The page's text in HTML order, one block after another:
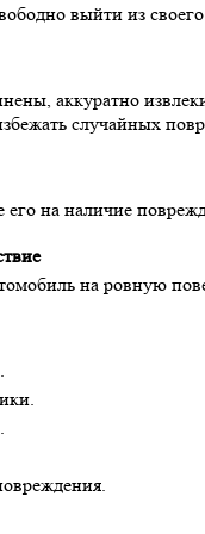
выйти из своего
аккуратно
случайных
его на наличие
на ровную